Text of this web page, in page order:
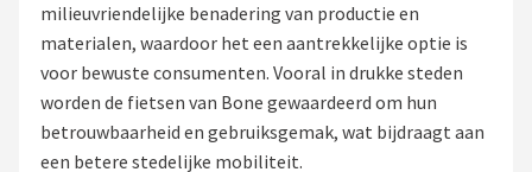
Elektrische fietsen
Mountainbikes
Shop
milieuvriendelijke benadering van productie en
materialen, waardoor het een aantrekkelijke optie is
voor bewuste consumenten. Vooral in drukke steden
worden de fietsen van Bone gewaardeerd om hun
betrouwbaarheid en gebruiksgemak, wat bijdraagt aan
een betere stedelijke mobiliteit.